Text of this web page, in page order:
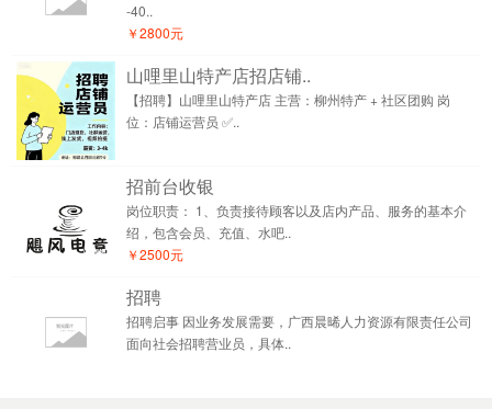
-40..
￥2800元
山哩里山特产店招店铺..
【招聘】山哩里山特产店 主营：柳州特产 + 社区团购 岗
位：店铺运营员 ✅..
招前台收银
岗位职责： 1、负责接待顾客以及店内产品、服务的基本介
绍，包含会员、充值、水吧..
￥2500元
招聘
招聘启事 因业务发展需要，广西晨晞人力资源有限责任公司
面向社会招聘营业员，具体..